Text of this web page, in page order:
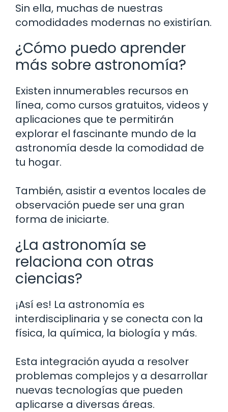
Sin ella, muchas de nuestras
comodidades modernas no existirían.
¿Cómo puedo aprender
más sobre astronomía?
Existen innumerables recursos en
línea, como cursos gratuitos, videos y
aplicaciones que te permitirán
explorar el fascinante mundo de la
astronomía desde la comodidad de
tu hogar.
También, asistir a eventos locales de
observación puede ser una gran
forma de iniciarte.
¿La astronomía se
relaciona con otras
ciencias?
¡Así es! La astronomía es
interdisciplinaria y se conecta con la
física, la química, la biología y más.
Esta integración ayuda a resolver
problemas complejos y a desarrollar
nuevas tecnologías que pueden
aplicarse a diversas áreas.